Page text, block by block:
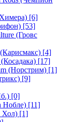
[6]
[53]
(Гровс
[4]
[17]
(Норстрим) [1]
[9]
[0]
Нобле) [11]
Хол) [1]